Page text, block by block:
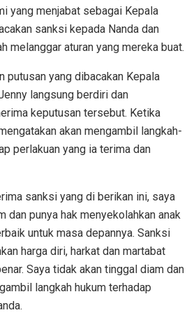
yang menjabat sebagai Kepala
sanksi kepada Nanda dan
melanggar aturan yang mereka buat.
putusan yang dibacakan Kepala
langsung berdiri dan
keputusan tersebut. Ketika
akan mengambil langkah-
perlakuan yang ia terima dan
sanksi yang di berikan ini, saya
dan punya hak menyekolahkan anak
untuk masa depannya. Sanksi
harga diri, harkat dan martabat
Saya tidak akan tinggal diam dan
langkah hukum terhadap